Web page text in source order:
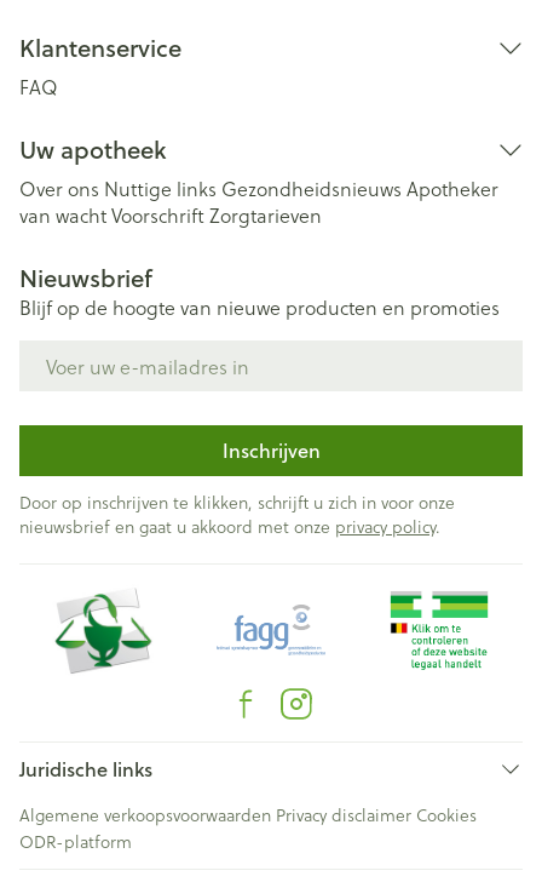
Klantenservice
FAQ
Uw apotheek
Over ons Nuttige links Gezondheidsnieuws Apotheker
van wachtVoorschriftZorgtarieven
Nieuwsbrief
Blijf op de hoogte van nieuwe producten en promoties
Inschrijven
Door op inschrijven te klikken, schrijft u zich in voor onze
nieuwsbrief en gaat u akkoord met onze privacy policy.
Juridische links
Algemene verkoopsvoorwaarden Privacy disclaimer Cookies
ODR-platform